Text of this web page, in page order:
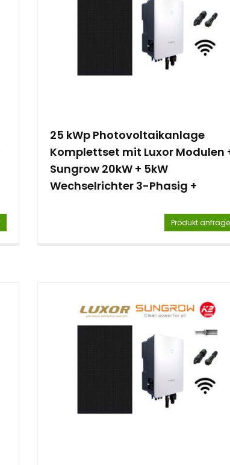
25 kWp Photovoltaikanlage
Komplettset mit Luxor Modulen
Sungrow 20kW + 5kW
Wechselrichter 3-Phasig +
Produkt